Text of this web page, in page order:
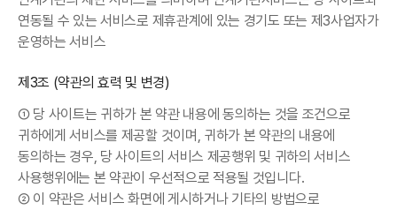
연동될 수 있는 서비스로 제휴관계에 있는 경기도 또는 제3사업자가
운영하는 서비스
제3조 (약관의 효력 및 변경)
① 당 사이트는 귀하가 본 약관 내용에 동의하는 것을 조건으로
귀하에게 서비스를 제공할 것이며, 귀하가 본 약관의 내용에
동의하는 경우, 당 사이트의 서비스 제공행위 및 귀하의 서비스
사용행위에는 본 약관이 우선적으로 적용될 것입니다.
② 이 약관은 서비스 화면에 게시하거나 기타의 방법으로